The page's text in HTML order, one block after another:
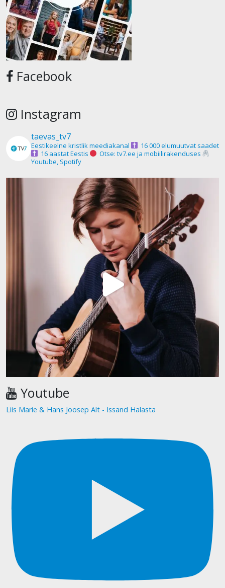
Facebook
Instagram
taevas_tv7
Eestikeelne kristlik meediakanal
16 000 elumuutvat saadet
16 aastat Eestis
Otse: tv7.ee ja mobiilirakenduses
Youtube, Spotify
Youtube
Liis Marie & Hans Joosep Alt - Issand Halasta